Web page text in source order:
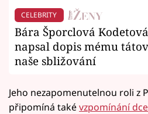
CELEBRITY
Bára Šporclová
napsal dopis mému
naše sbližování
Jeho nezapomenutelnou roli z
připomíná takévzpomínání